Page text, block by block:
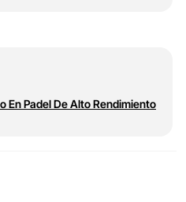
En Padel De Alto Rendimiento